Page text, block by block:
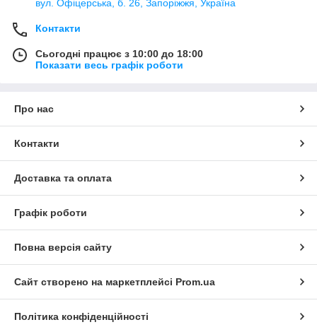
вул. Офіцерська, б. 26, Запоріжжя, Україна
Контакти
Сьогодні працює з 10:00 до 18:00
Показати весь графік роботи
Про нас
Контакти
Доставка та оплата
Графік роботи
Повна версія сайту
Сайт створено на маркетплейсі Prom.ua
Політика конфіденційності